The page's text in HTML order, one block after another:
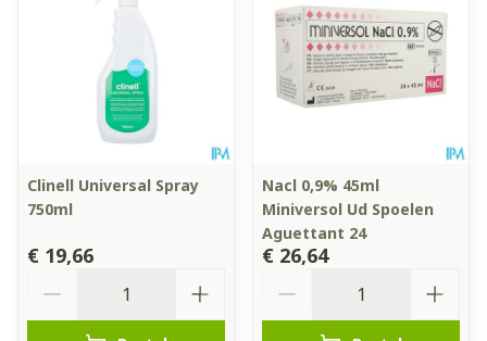
Clinell Universal Spray
750ml
€ 19,66
Nacl 0,9% 45ml
Miniversol Ud Spoelen
Aguettant 24
€ 26,64